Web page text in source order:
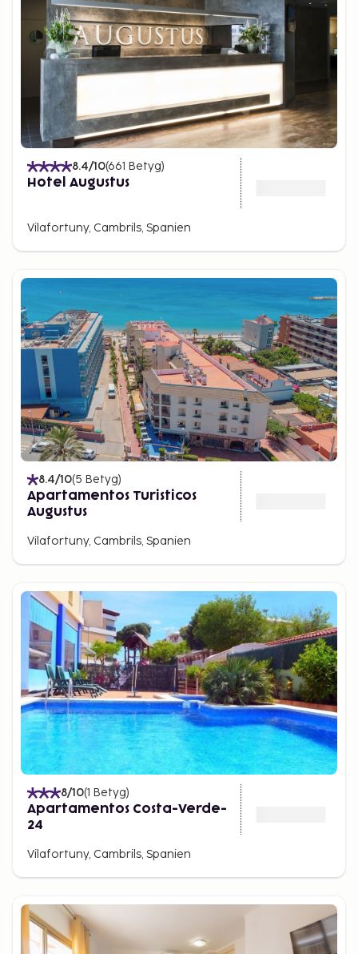
8.4/10(661 Betyg)
Hotel Augustus
Vilafortuny, Cambrils, Spanien
8.4/10(5 Betyg)
Apartamentos Turisticos
Augustus
Vilafortuny, Cambrils, Spanien
8/10(1 Betyg)
Apartamentos Costa-Verde-
24
Vilafortuny, Cambrils, Spanien